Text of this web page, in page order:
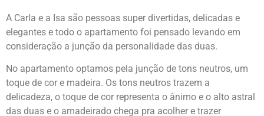
A Carla e a Isa são pessoas super divertidas, delicadas e
elegantes e todo o apartamento foi pensado levando em
consideração a junção da personalidade das duas.
No apartamento optamos pela junção de tons neutros, um
toque de cor e madeira. Os tons neutros trazem a
delicadeza, o toque de cor representa o ânimo e o alto astral
das duas e o amadeirado chega pra acolher e trazer